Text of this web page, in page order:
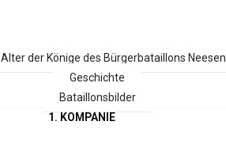
Alter der Könige des Bürgerbataillons Neesen
Geschichte
Bataillonsbilder
1. KOMPANIE